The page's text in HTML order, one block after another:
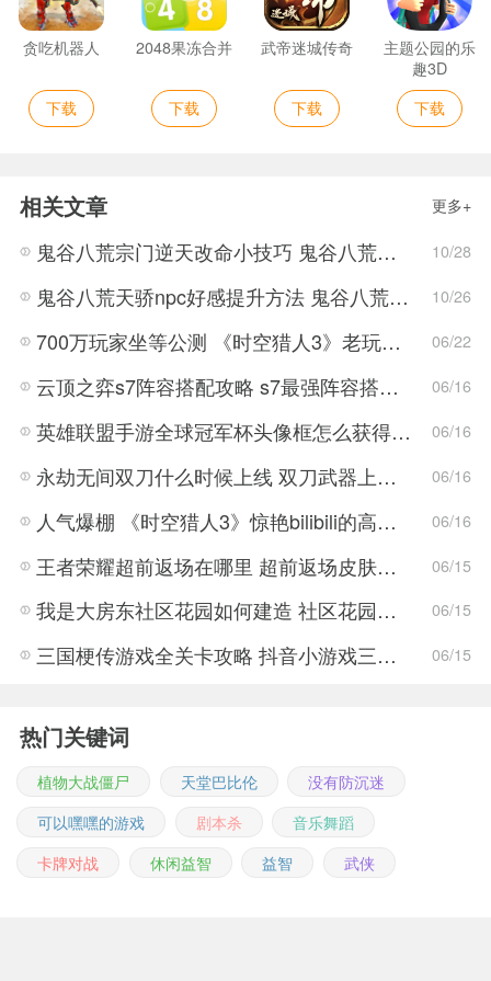
贪吃机器人
下载
2048果冻合并
下载
武帝迷城传奇
下载
主题公园的乐
趣3D
下载
相关文章 更多+
鬼谷八荒宗门逆天改命小技巧 鬼谷八荒宗门任务攻略 10/28
鬼谷八荒天骄npc好感提升方法 鬼谷八荒天骄npc怎么送礼 10/26
700万玩家坐等公测 《时空猎人3》老玩家加速回归! 06/22
云顶之弈s7阵容搭配攻略 s7最强阵容搭配组成大全最新 06/16
英雄联盟手游全球冠军杯头像框怎么获得 LOL手游2022全球冠军杯头像框领取活动 06/16
永劫无间双刀什么时候上线 双刀武器上线时间说明与分享 06/16
人气爆棚 《时空猎人3》惊艳bilibili的高能游戏展发布会 06/16
王者荣耀超前返场在哪里 超前返场皮肤介绍与活动一览 06/15
我是大房东社区花园如何建造 社区花园建造有什么条件 06/15
三国梗传游戏全关卡攻略 抖音小游戏三国梗传全结局一览 06/15
热门关键词
植物大战僵尸 天堂巴比伦
没有防沉迷
可以嘿嘿的游戏
剧本杀
音乐舞蹈
卡牌对战
休闲益智 益智 武侠